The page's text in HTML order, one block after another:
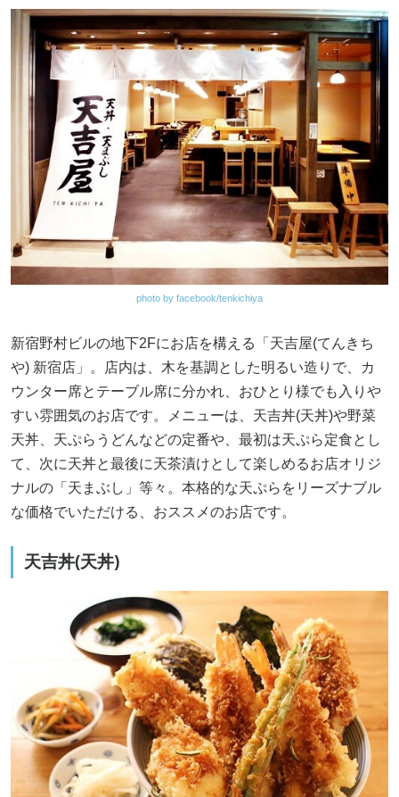
photo by facebook/tenkichiya
新宿野村ビルの地下2Fにお店を構える「天吉屋(てんきち
や) 新宿店」。店内は、木を基調とした明るい造りで、カ
ウンター席とテーブル席に分かれ、おひとり様でも入りや
すい雰囲気のお店です。メニューは、天吉丼(天丼)や野菜
天丼、天ぷらうどんなどの定番や、最初は天ぷら定食とし
て、次に天丼と最後に天茶漬けとして楽しめるお店オリジ
ナルの「天まぶし」等々。本格的な天ぷらをリーズナブル
な価格でいただける、おススメのお店です。
天吉丼(天丼)